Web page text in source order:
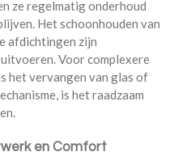
ze regelmatig onderhoud
Het schoonhouden van
afdichtingen zijn
Voor complexere
het vervangen van glas of
is het raadzaam
en Comfort